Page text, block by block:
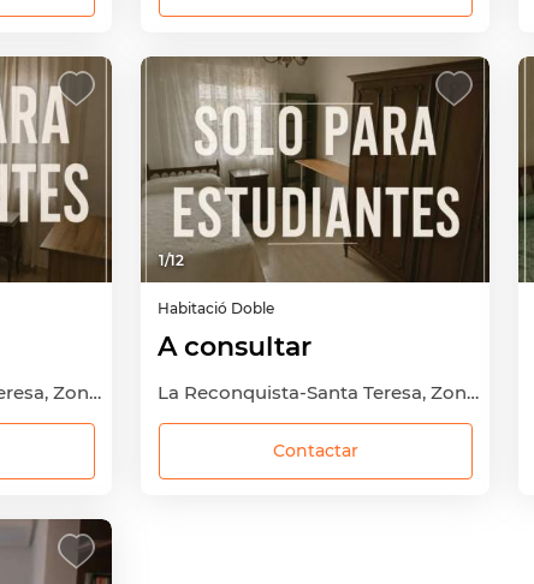
La Reconquista-Santa Teresa, Zona Nueva, Toledo Capital, Toledo
1/12
Habitació Doble
A consultar
La Reconquista-Santa Teresa, Zona Nueva, Toledo Capital, Toledo
Contactar